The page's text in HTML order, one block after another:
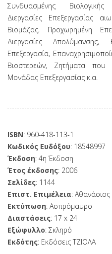
Συνδυασμένης
Διεργασίες Επεξεργασίας
Βιομάζας, Προχωρημένη
Διεργασίες Απολύμανσης,
Επεξεργασία,
Βιοστερεών, Ζητήματα
Μονάδας Επεξεργασίας κ.α.
ISBN: 960-418-113-1
Κωδικός Ευδόξου: 18548997
Έκδοση: 4η Έκδοση
Έτος έκδοσης: 2006
Σελίδες: 1144
Επιστ. Επιμέλεια:
Εκτύπωση: Ασπρόμαυρο
Διαστάσεις: 17 x 24
Εξώφυλλο: Σκληρό
Εκδότης: Εκδόσεις ΤΖΙΟΛΑ